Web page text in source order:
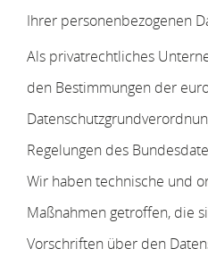
Ihrer personenbezogenen
Als privatrechtliches
den Bestimmungen der
Regelungen des
Wir haben technische und
Maßnahmen getroffen, die
Vorschriften über den